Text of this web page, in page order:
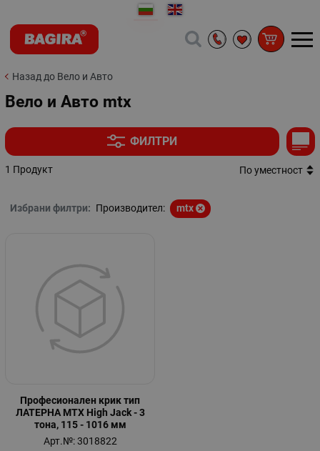
Назад до Вело и Авто
Вело и Авто mtx
ФИЛТРИ
1 Продукт По уместност
Избрани филтри: Производител: mtx
Професионален крик тип
ЛАТЕРНА MTX High Jack - 3
тона, 115 - 1016 мм
Арт.№: 3018822